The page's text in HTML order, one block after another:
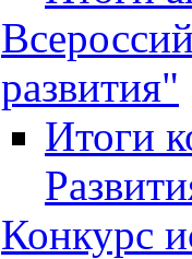
развития"
Итоги
Конкурс